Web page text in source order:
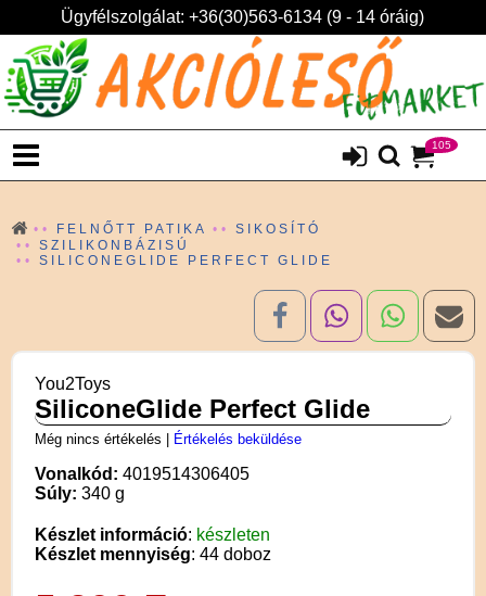
Ügyfélszolgálat: +36(30)563-6134 (9 - 14 óráig)
105
FELNŐTT PATIKA
SIKOSÍTÓ
SZILIKONBÁZISÚ
SILICONEGLIDE PERFECT GLIDE
You2Toys
SiliconeGlide Perfect Glide
Még nincs értékelés Értékelés beküldése
Vonalkód: 4019514306405
Súly: 340 g
Készlet információ: készleten
Készlet mennyiség: 44 doboz